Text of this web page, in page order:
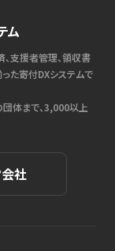
ム
、支援者管理、領収書
た寄付DXシステムで
体まで、3,000以上
社